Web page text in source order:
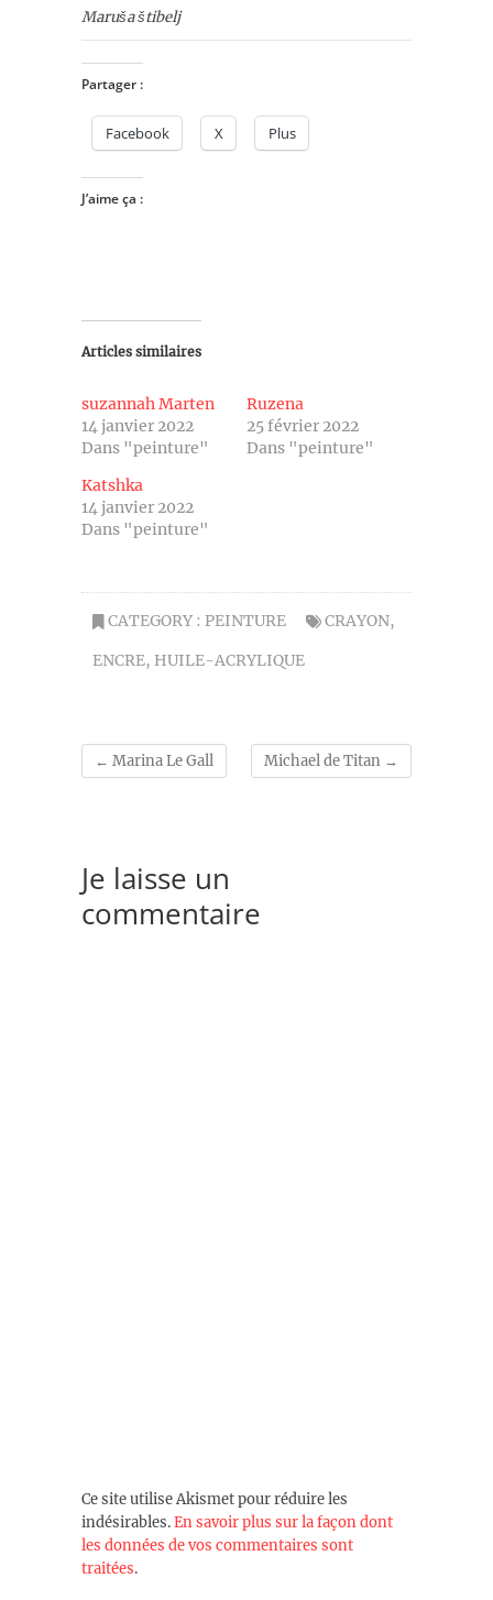
Maruša štibelj
Partager :
Facebook X Plus
J’aime ça :
Articles similaires
suzannah Marten
14 janvier 2022
Dans "peinture"
Ruzena
25 février 2022
Dans "peinture"
Katshka
14 janvier 2022
Dans "peinture"
CATEGORY : PEINTURE CRAYON,
ENCRE, HUILE-ACRYLIQUE
← Marina Le Gall Michael de Titan →
Je laisse un
commentaire
Ce site utilise Akismet pour réduire les
indésirables.En savoir plus sur la façon dont
les données de vos commentaires sont
traitées.